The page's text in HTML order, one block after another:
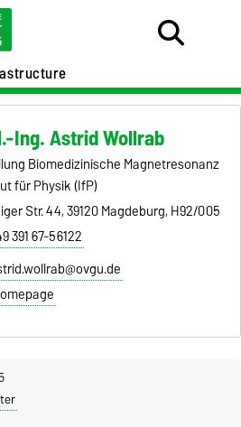
Ing. Astrid Wollrab
Biomedizinische Magnetresonanz
für Physik (IfP)
Str. 44, 39120 Magdeburg, H92/005
391 67-56122